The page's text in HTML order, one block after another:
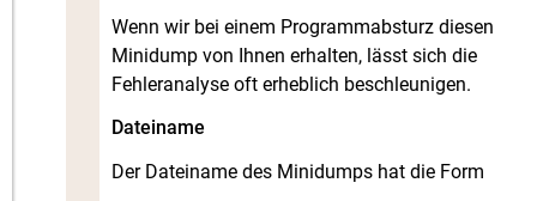
Wenn wir bei einem Programmabsturz diesen
Minidump von Ihnen erhalten, lässt sich die
Fehleranalyse oft erheblich beschleunigen.
Dateiname
Der Dateiname des Minidumps hat die Form